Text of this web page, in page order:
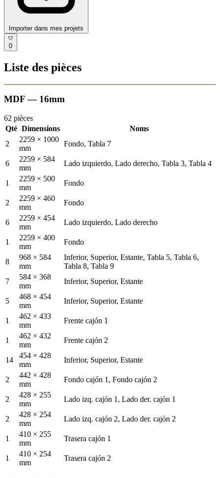
Importer dans mes projets
0
Liste des pièces
MDF — 16mm
62 pièces
Qté Dimensions
Noms
2
2259 × 1000
mm
Fondo, Tabla 7
6
2259 × 584
mm
Lado izquierdo, Lado derecho, Tabla 3, Tabla 4
1
2259 × 500
mm
Fondo
2
2259 × 460
mm
Fondo
6
2259 × 454
mm
Lado izquierdo, Lado derecho
1
2259 × 400
mm
Fondo
8
968 × 584
mm
Inferior, Superior, Estante, Tabla 5, Tabla 6,
Tabla 8, Tabla 9
7
584 × 368
mm
Inferior, Superior, Estante
5
468 × 454
mm
Inferior, Superior, Estante
1
462 × 433
mm
Frente cajón 1
1
462 × 432
mm
Frente cajón 2
14
454 × 428
mm
Inferior, Superior, Estante
2
442 × 428
mm
Fondo cajón 1, Fondo cajón 2
2
428 × 255
mm
Lado izq. cajón 1, Lado der. cajón 1
2
428 × 254
mm
Lado izq. cajón 2, Lado der. cajón 2
1
410 × 255
mm
Trasera cajón 1
1
410 × 254
mm
Trasera cajón 2